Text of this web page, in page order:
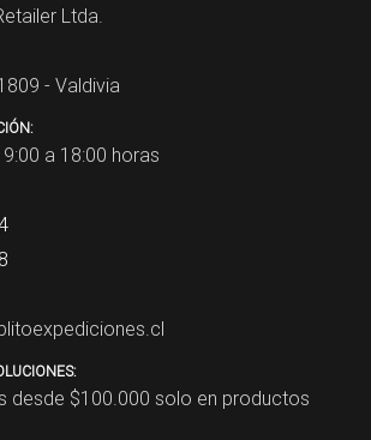
Ltda.
- Valdivia
a 18:00 horas
desde $100.000 solo en productos